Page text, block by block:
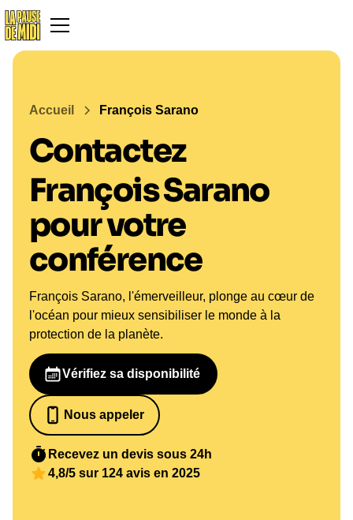
Accueil François Sarano
Contactez
François Sarano
pour votre
conférence
François Sarano, l'émerveilleur, plonge au cœur de
l'océan pour mieux sensibiliser le monde à la
protection de la planète.
Vérifiez sa disponibilité
Nous appeler
07 82 68 65 18
Recevez un devis sous 24h
4,8/5 sur 124 avis en 2025